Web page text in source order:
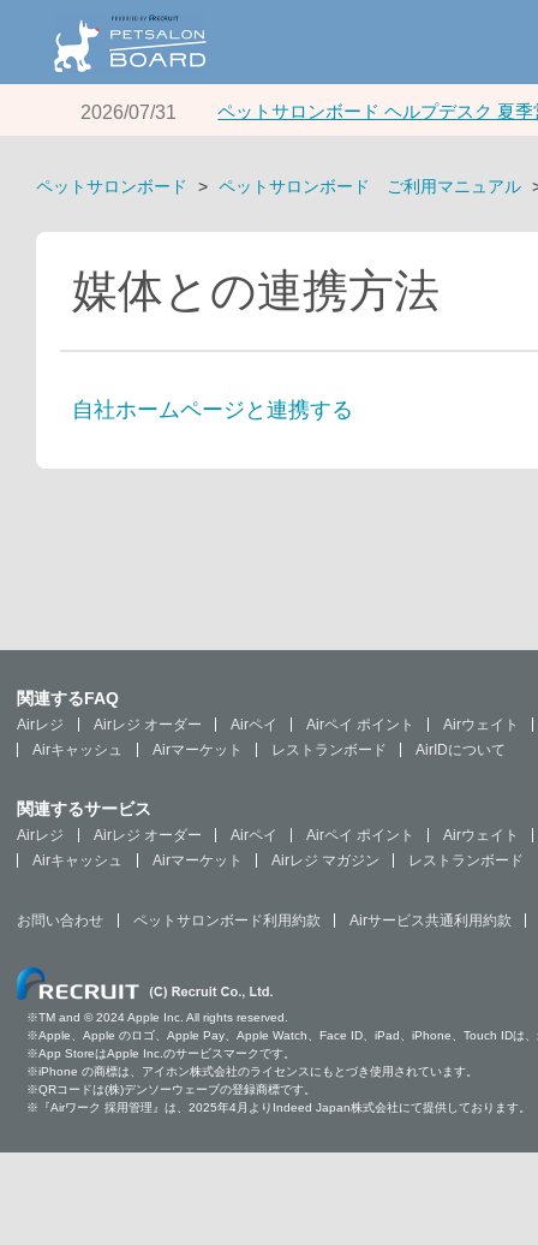
2026/07/31 ペットサロンボード ヘルプデスク 夏
ペットサロンボード ペットサロンボード ご利用マニュアル
媒体との連携方法
自社ホームページと連携する
関連するFAQ
Airレジ Airレジ オーダー Airペイ Airペイ ポイント
Airウェイト
Airキャッシュ
Airマーケット レストランボード AirIDについて
関連するサービス
Airレジ Airレジ オーダー Airペイ Airペイ ポイント
Airウェイト
Airキャッシュ
Airマーケット Airレジ マガジン レストランボード
お問い合わせ ペットサロンボード利用約款 Airサービス共通利用約款
※TM and © 2024 Apple Inc. All rights reserved.
※Apple、Apple のロゴ、Apple Pay、Apple Watch、Face ID、iPad、iPhone、Touch IDは
※App StoreはApple Inc.のサービスマークです。
※iPhone の商標は、アイホン株式会社のライセンスにもとづき使用されています。
※QRコードは(株)デンソーウェーブの登録商標です。
※『Airワーク 採用管理』は、2025年4月よりIndeed Japan株式会社にて提供しております。